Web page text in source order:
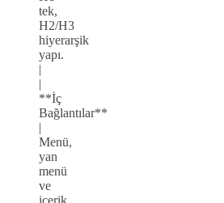
tek,
H2/H3
hiyerarşik
yapı.
|
|
**İç
Bağlantılar**
|
Menü,
yan
menü
ve